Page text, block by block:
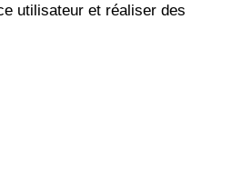
17 18 19 20 21
utilisateur et réaliser des